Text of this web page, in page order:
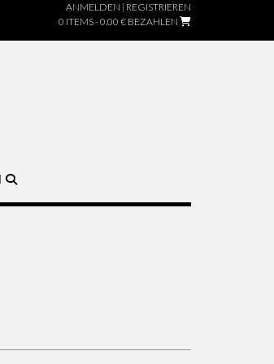
ANMELDEN | REGISTRIEREN
0 ITEMS - 0,00 € BEZAHLEN